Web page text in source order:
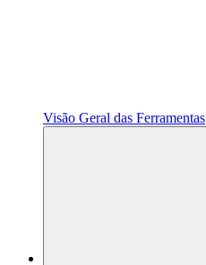
Visão Geral das Ferramentas